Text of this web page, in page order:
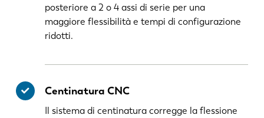
posteriore a 2 o 4 assi di serie per una
maggiore flessibilità e tempi di configurazione
ridotti.
Centinatura CNC
Il sistema di centinatura corregge la flessione